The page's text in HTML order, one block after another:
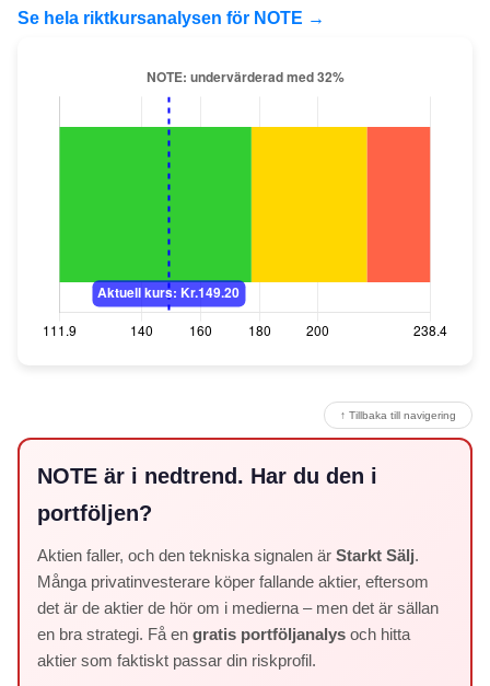
Se hela riktkursanalysen för NOTE →
↑ Tillbaka till navigering
NOTE är i nedtrend. Har du den i
portföljen?
Aktien faller, och den tekniska signalen är Starkt Sälj.
Många privatinvesterare köper fallande aktier, eftersom
det är de aktier de hör om i medierna – men det är sällan
en bra strategi. Få en gratis portföljanalys och hitta
aktier som faktiskt passar din riskprofil.